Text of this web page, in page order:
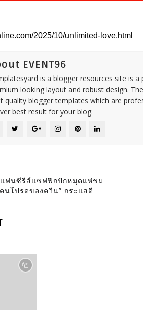
EVENT96
is a blogger resources site is
looking layout and robust design.
quality blogger templates which are
best result for your blog.
แฟนซีรีส์แซฟฟิกปักหมุดแห่ชม
นโปรดของควีน” กระแสดี